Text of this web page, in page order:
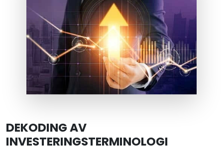
DEKODING AV
INVESTERINGSTERMINOLOGI